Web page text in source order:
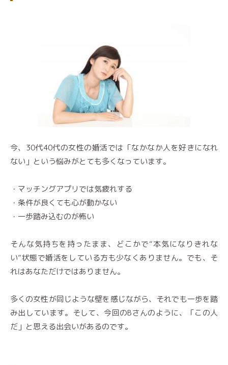
今、30代40代の女性の婚活では「なかなか人を好きになれ
ない」という悩みがとても多くなっています。
・マッチングアプリでは気疲れする
・条件が良くても心が動かない
・一歩踏み込むのが怖い
そんな気持ちを持ったまま、どこかで“本気になりきれな
い”状態で婚活をしている方も少なくありません。でも、そ
れはあなただけではありません。
多くの女性が同じような壁を感じながら、それでも一歩を踏
み出しています。そして、今回のBさんのように、「この人
だ」と思える出会いがあるのです。